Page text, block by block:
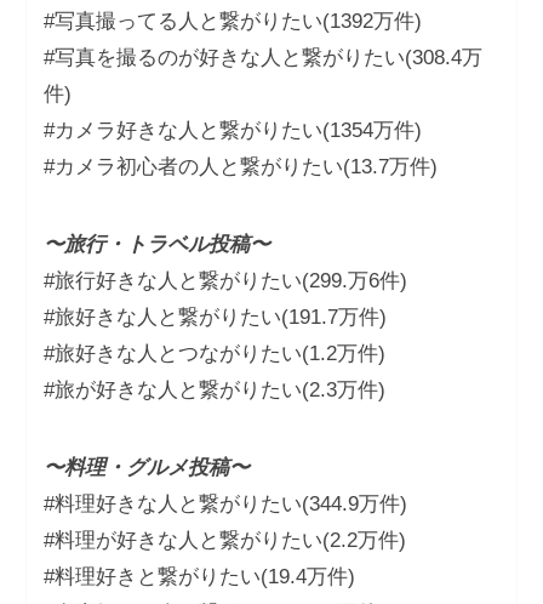
#写真撮ってる人と繋がりたい(1392万件)
#写真を撮るのが好きな人と繋がりたい(308.4万
件)
#カメラ好きな人と繋がりたい(1354万件)
#カメラ初心者の人と繋がりたい(13.7万件)
〜旅行・トラベル投稿〜
#旅行好きな人と繋がりたい(299.万6件)
#旅好きな人と繋がりたい(191.7万件)
#旅好きな人とつながりたい(1.2万件)
#旅が好きな人と繋がりたい(2.3万件)
〜料理・グルメ投稿〜
#料理好きな人と繋がりたい(344.9万件)
#料理が好きな人と繋がりたい(2.2万件)
#料理好きと繋がりたい(19.4万件)